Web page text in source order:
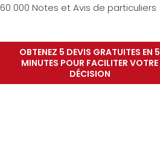
60 000 Notes et Avis de particuliers
OBTENEZ 5 DEVIS GRATUITES EN 5
MINUTES POUR FACILITER VOTRE
DÉCISION